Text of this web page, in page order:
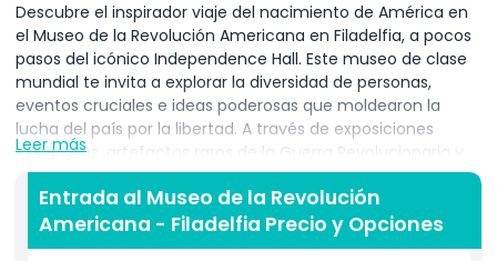
Descubre el inspirador viaje del nacimiento de América en
el Museo de la Revolución Americana en Filadelfia, a pocos
pasos del icónico Independence Hall. Este museo de clase
mundial te invita a explorar la diversidad de personas,
eventos cruciales e ideas poderosas que moldearon la
lucha del país por la libertad. A través de exposiciones
inmersivas, artefactos raros de la Guerra Revolucionaria y
exhibiciones interactivas atractivas, descubrirás las luchas
y triunfos de la era que definió a América. Entra en el
aclamado Teatro de la Tienda de Campaña de Guerra de
Washington para presenciar la histórica tienda donde el
Leer más
Entrada al Museo de la Revolución
Americana - Filadelfia Precio y Opciones